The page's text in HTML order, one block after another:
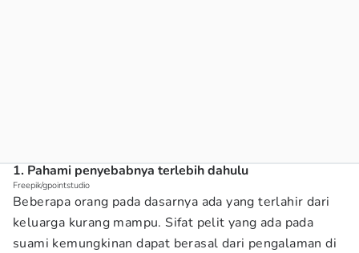
1. Pahami penyebabnya terlebih dahulu
Freepik/gpointstudio
Beberapa orang pada dasarnya ada yang terlahir dari
keluarga kurang mampu. Sifat pelit yang ada pada
suami kemungkinan dapat berasal dari pengalaman di